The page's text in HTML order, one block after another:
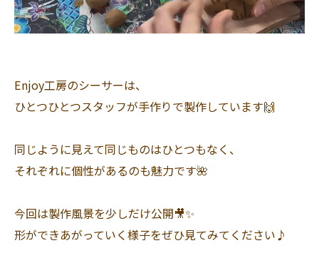
Enjoy工房のシーサーは、
ひとつひとつスタッフが手作りで製作しています🙌
同じように見えて同じものはひとつもなく、
それぞれに個性があるのも魅力です🌺
今回は製作風景を少しだけ公開🎥✨
形ができあがっていく様子をぜひ見てみてください♪